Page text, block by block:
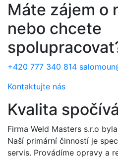
Máte zájem o
nebo chcete
+420 777 340 814
Kontaktujte nás
Kvalita
Firma Weld Masters s.r.o
Naší primární činností je
servis. Provádíme opravy a